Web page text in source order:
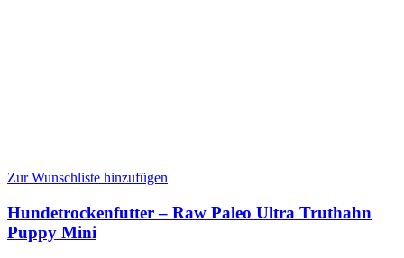
Zur Wunschliste hinzufügen
Hundetrockenfutter – Raw Paleo Ultra Truthahn
Puppy Mini